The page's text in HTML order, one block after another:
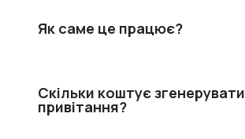
Як саме це працює?
Скільки коштує згенерувати
привітання?